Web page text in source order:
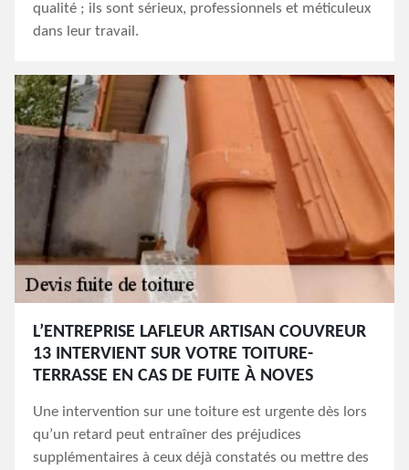
qualité ; ils sont sérieux, professionnels et méticuleux
dans leur travail.
L’ENTREPRISE LAFLEUR ARTISAN COUVREUR
13 INTERVIENT SUR VOTRE TOITURE-
TERRASSE EN CAS DE FUITE À NOVES
Une intervention sur une toiture est urgente dès lors
qu’un retard peut entraîner des préjudices
supplémentaires à ceux déjà constatés ou mettre des